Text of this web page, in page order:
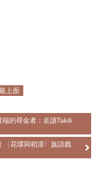
上面
端的尋金者：走讀Takili
〈花環與稻浪〉族語戲